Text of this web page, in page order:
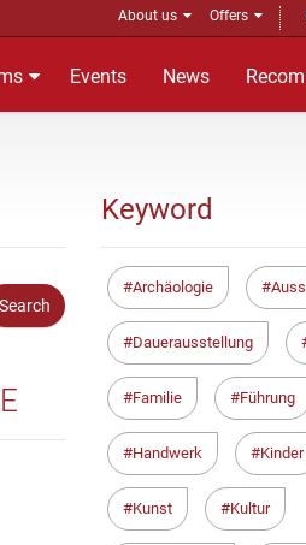
About us Offers
Events News
Keyword
Archäologie
Dauerausstellung
Familie Führung
Handwerk Kinder
Kunst Kultur